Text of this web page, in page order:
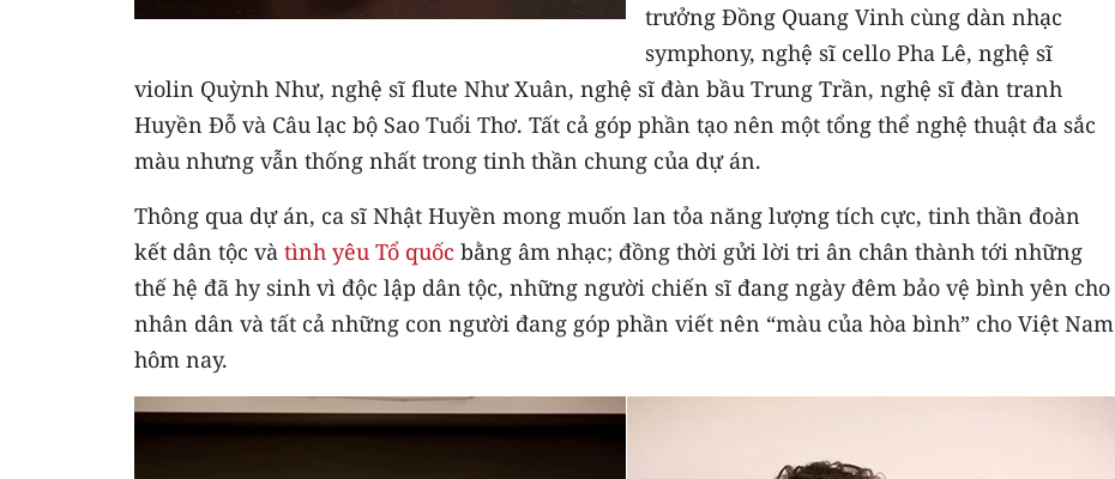
trưởng Đồng Quang Vinh cùng dàn nhạc
symphony, nghệ sĩ cello Pha Lê, nghệ sĩ
violin Quỳnh Như, nghệ sĩ flute Như Xuân, nghệ sĩ đàn bầu Trung Trần, nghệ sĩ đàn tranh
Huyền Đỗ và Câu lạc bộ Sao Tuổi Thơ. Tất cả góp phần tạo nên một tổng thể nghệ thuật đa sắc
màu nhưng vẫn thống nhất trong tinh thần chung của dự án.
Thông qua dự án, ca sĩ Nhật Huyền mong muốn lan tỏa năng lượng tích cực, tinh thần đoàn
kết dân tộc và tình yêu Tổ quốc bằng âm nhạc; đồng thời gửi lời tri ân chân thành tới những
thế hệ đã hy sinh vì độc lập dân tộc, những người chiến sĩ đang ngày đêm bảo vệ bình yên cho
nhân dân và tất cả những con người đang góp phần viết nên “màu của hòa bình” cho Việt Nam
hôm nay.